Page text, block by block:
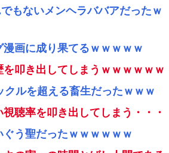
もないメンヘラババアだったｗ
画に成り果てるｗｗｗｗｗ
叩き出してしまうｗｗｗｗｗｗ
クルを超える畜生だったｗｗｗ
聴率を叩き出してしまう・・・
う聖だったｗｗｗｗｗｗ